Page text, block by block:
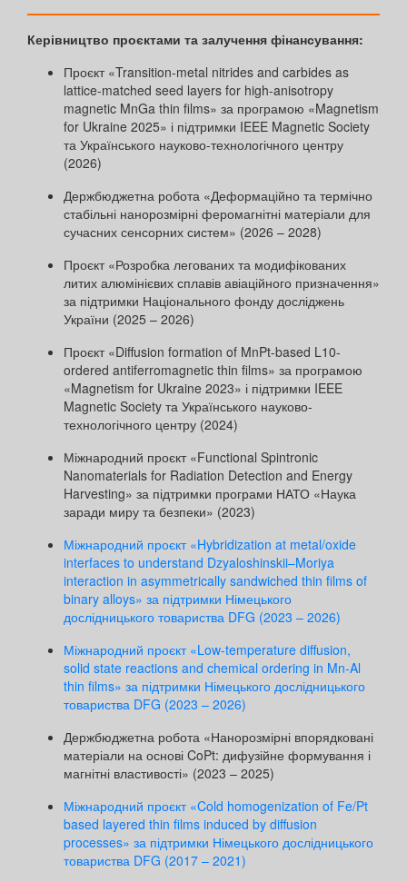
Керівництво проєктами та залучення фінансування:
Проєкт «Transition-metal nitrides and carbides as
lattice-matched seed layers for high-anisotropy
magnetic MnGa thin films» за програмою «Magnetism
for Ukraine 2025» і підтримки IEEE Magnetic Society
та Українського науково-технологічного центру
(2026)
Держбюджетна робота «Деформаційно та термічно
стабільні нанорозмірні феромагнітні матеріали для
сучасних сенсорних систем» (2026 – 2028)
Проєкт «Розробка легованих та модифікованих
литих алюмінієвих сплавів авіаційного призначення»
за підтримки Національного фонду досліджень
України (2025 – 2026)
Проєкт «Diffusion formation of MnPt-based L10-
ordered antiferromagnetic thin films» за програмою
«Magnetism for Ukraine 2023» і підтримки IEEE
Magnetic Society та Українського науково-
технологічного центру (2024)
Міжнародний проєкт «Functional Spintronic
Nanomaterials for Radiation Detection and Energy
Harvesting» за підтримки програми НАТО «Наука
заради миру та безпеки» (2023)
Міжнародний проєкт «Hybridization at metal/oxide
interfaces to understand Dzyaloshinskii–Moriya
interaction in asymmetrically sandwiched thin films of
binary alloys» за підтримки Німецького
дослідницького товариства DFG (2023 – 2026)
Міжнародний проєкт «Low-temperature diffusion,
solid state reactions and chemical ordering in Mn-Al
thin films» за підтримки Німецького дослідницького
товариства DFG (2023 – 2026)
Держбюджетна робота «Нанорозмірні впорядковані
матеріали на основі CoPt: дифузійне формування і
магнітні властивості» (2023 – 2025)
Міжнародний проєкт «Cold homogenization of Fe/Pt
based layered thin films induced by diffusion
processes» за підтримки Німецького дослідницького
товариства DFG (2017 – 2021)